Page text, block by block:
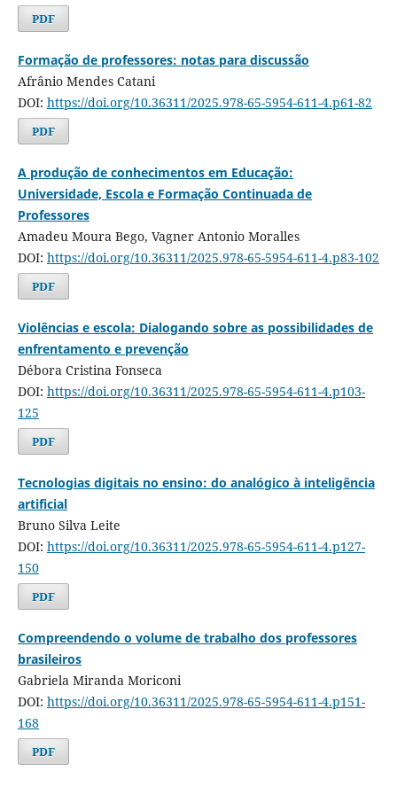
PDF
Formação de professores: notas para discussão
Afrânio Mendes Catani
DOI: https://doi.org/10.36311/2025.978-65-5954-611-4.p61-82
PDF
A produção de conhecimentos em Educação:
Universidade, Escola e Formação Continuada de
Professores
Amadeu Moura Bego, Vagner Antonio Moralles
DOI: https://doi.org/10.36311/2025.978-65-5954-611-4.p83-102
PDF
Violências e escola: Dialogando sobre as possibilidades de
enfrentamento e prevenção
Débora Cristina Fonseca
DOI: https://doi.org/10.36311/2025.978-65-5954-611-4.p103-
125
PDF
Tecnologias digitais no ensino: do analógico à inteligência
artificial
Bruno Silva Leite
DOI: https://doi.org/10.36311/2025.978-65-5954-611-4.p127-
150
PDF
Compreendendo o volume de trabalho dos professores
brasileiros
Gabriela Miranda Moriconi
DOI: https://doi.org/10.36311/2025.978-65-5954-611-4.p151-
168
PDF